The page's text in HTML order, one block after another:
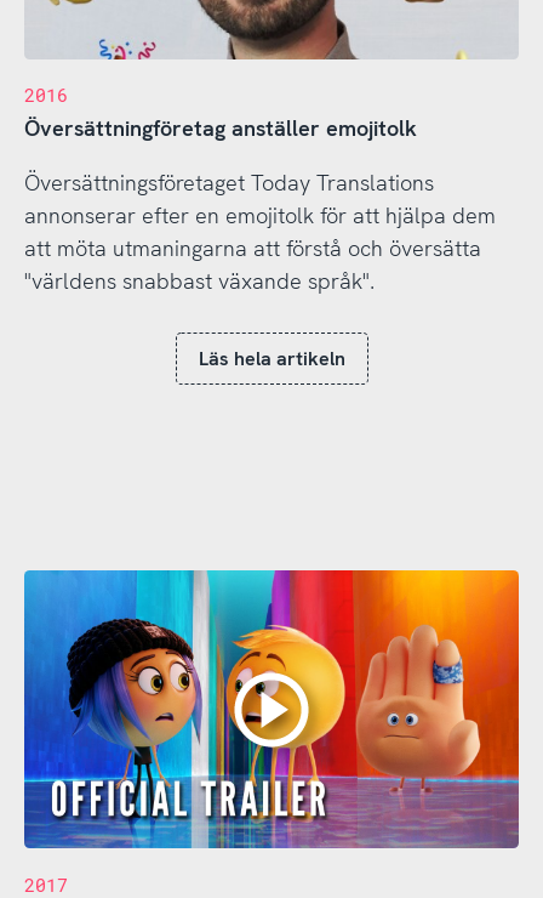
2016
Översättningföretag anställer emojitolk
Översättningsföretaget Today Translations
annonserar efter en emojitolk för att hjälpa dem
att möta utmaningarna att förstå och översätta
"världens snabbast växande språk".
Läs hela artikeln
2017